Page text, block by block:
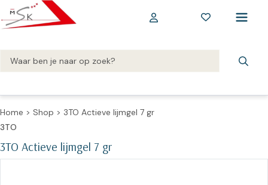
Home > Shop > 3TO Actieve lijmgel 7 gr
3TO Actieve lijmgel 7 gr
3TO